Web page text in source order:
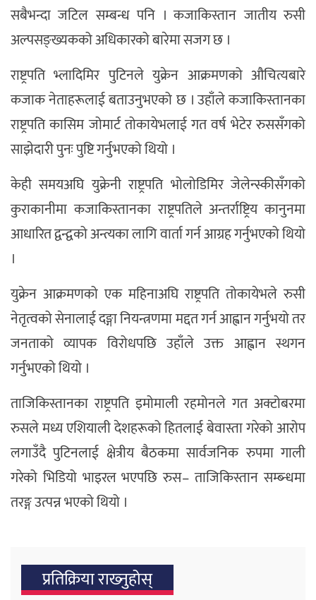
सबैभन्दा जटिल सम्बन्ध पनि । कजाकिस्तान जातीय रुसी
अल्पसङ्ख्यकको अधिकारको बारेमा सजग छ ।
राष्ट्रपति भ्लादिमिर पुटिनले युक्रेन आक्रमणको औचित्यबारे
कजाक नेताहरूलाई बताउनुभएको छ । उहाँले कजाकिस्तानका
राष्ट्रपति कासिम जोमार्ट तोकायेभलाई गत वर्ष भेटेर रुससँगको
साझेदारी पुनः पुष्टि गर्नुभएको थियो ।
केही समयअघि युक्रेनी राष्ट्रपति भोलोडिमिर जेलेन्स्कीसँगको
कुराकानीमा कजाकिस्तानका राष्ट्रपतिले अन्तर्राष्ट्रिय कानुनमा
आधारित द्वन्द्वको अन्त्यका लागि वार्ता गर्न आग्रह गर्नुभएको थियो
।
युक्रेन आक्रमणको एक महिनाअघि राष्ट्रपति तोकायेभले रुसी
नेतृत्वको सेनालाई दङ्गा नियन्त्रणमा मद्दत गर्न आह्वान गर्नुभयो तर
जनताको व्यापक विरोधपछि उहाँले उक्त आह्वान स्थगन
गर्नुभएको थियो ।
ताजिकिस्तानका राष्ट्रपति इमोमाली रहमोनले गत अक्टोबरमा
रुसले मध्य एशियाली देशहरूको हितलाई बेवास्ता गरेको आरोप
लगाउँदै पुटिनलाई क्षेत्रीय बैठकमा सार्वजनिक रुपमा गाली
गरेको भिडियो भाइरल भएपछि रुस– ताजिकिस्तान सम्ब्न्धमा
तरङ्ग उत्पन्न भएको थियो ।
प्रतिक्रिया राख्‍नुहोस्